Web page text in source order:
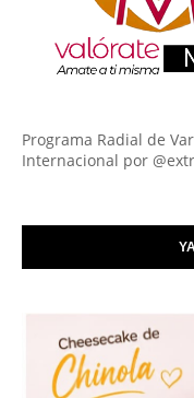
Programa Radial de
Internacional por